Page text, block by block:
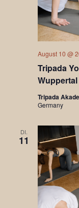
Tripada
Wuppertal
August 10 @
Tripada
Germany
DI.
11